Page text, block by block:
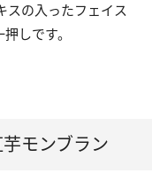
スの入ったフェイス
しです。
モンブラン